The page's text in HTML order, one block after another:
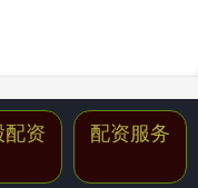
资 配资服务